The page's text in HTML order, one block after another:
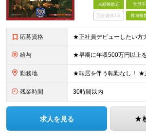
未経験歓迎 学歴
完全週休2日 賞与複
応募資格
給与
勤務地
残業時間 30時間以内
求人を見る